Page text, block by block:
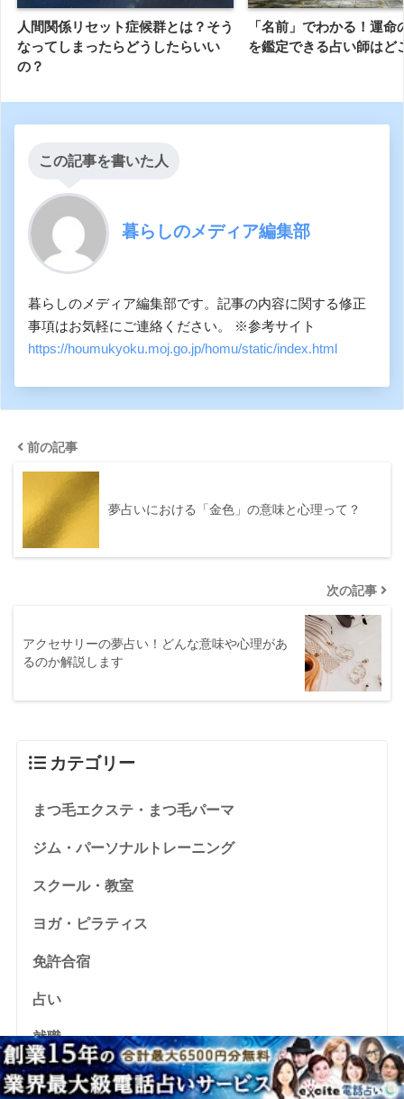
人間関係リセット症候群とは？そう
なってしまったらどうしたらいい
の？
「名前」でわかる！運命
を鑑定できる占い師はど
この記事を書いた人
暮らしのメディア編集部
暮らしのメディア編集部です。記事の内容に関する修正
事項はお気軽にご連絡ください。 ※参考サイト
https://houmukyoku.moj.go.jp/homu/static/index.html
前の記事
夢占いにおける「金色」の意味と心理って？
次の記事
アクセサリーの夢占い！どんな意味や心理があ
るのか解説します
カテゴリー
まつ毛エクステ・まつ毛パーマ
ジム・パーソナルトレーニング
スクール・教室
ヨガ・ピラティス
免許合宿
占い
就職
格安sim